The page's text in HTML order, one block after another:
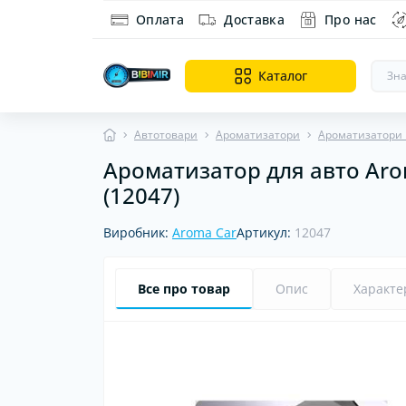
Оплата Доставка Про нас
Каталог
Автотовари Ароматизатори
Ароматизатор для авто
(12047)
Виробник: Aroma CarАртикул: 12047
Все про товар Опис